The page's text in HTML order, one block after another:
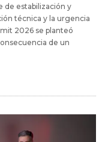
de estabilización y
técnica y la urgencia
2026 se planteó
de un